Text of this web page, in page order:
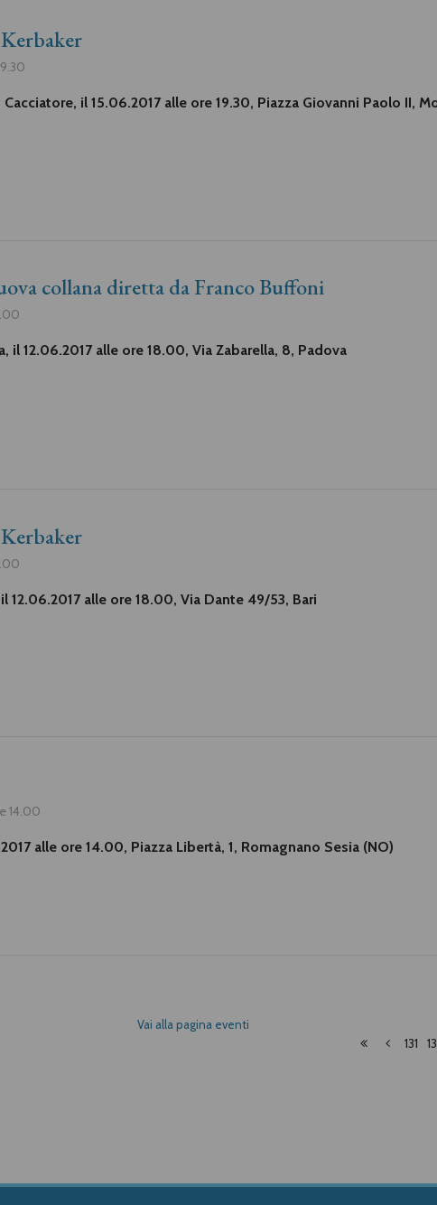
il 15.06.2017 alle ore 19.30, Piazza Giovanni Paolo II,
collana diretta da Franco Buffoni
il 12.06.2017 alle ore 18.00, Via Zabarella, 8, Padova
12.06.2017 alle ore 18.00, Via Dante 49/53, Bari
14.00
alle ore 14.00, Piazza Libertà, 1, Romagnano Sesia (NO)
Vai alla pagina eventi
131